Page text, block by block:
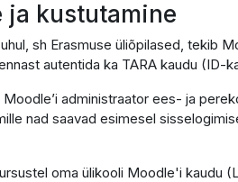
ja kustutamine
sh Erasmuse üliõpilased, tekib
autentida ka TARA kaudu (ID-
administraator ees- ja
nad saavad esimesel
oma ülikooli Moodle'i